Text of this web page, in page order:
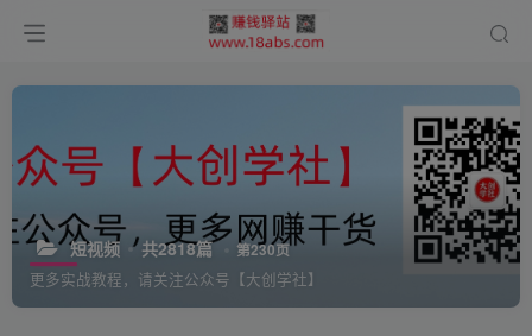
短视频 共2818篇 第230页
更多实战教程，请关注公众号【大创学社】